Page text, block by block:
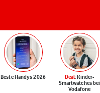
Beste Handys 2026 Deal: Kinder-
Smartwatches bei
Vodafone